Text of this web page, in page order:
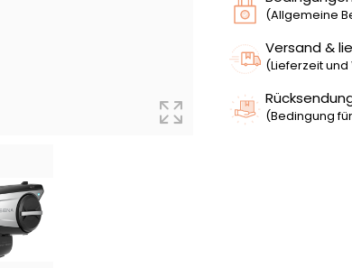
(Allgemeine
Versand &
(Lieferzeit
(Bedingung